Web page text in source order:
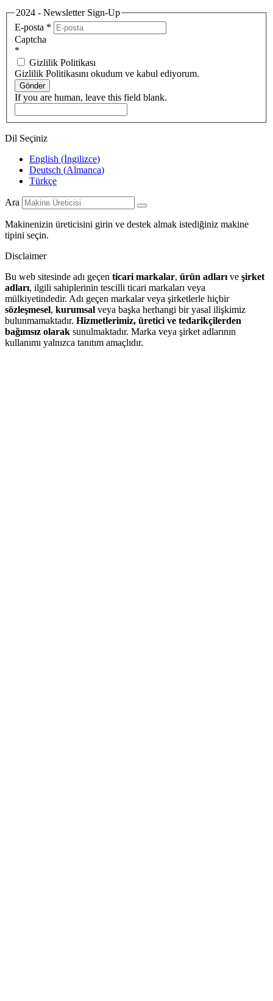
2024 - Newsletter Sign-Up
E-posta *
Captcha
*
Gizlilik Politikası
Gizlilik Politikasını okudum ve kabul ediyorum.
Gönder
If you are human, leave this field blank.
Dil Seçiniz
English (İngilizce)
Deutsch (Almanca)
Türkçe
Ara
Makinenizin üreticisini girin ve destek almak istediğiniz makine
tipini seçin.
Disclaimer
Bu web sitesinde adı geçen ticari markalar, ürün adları ve şirket
adları, ilgili sahiplerinin tescilli ticari markaları veya
mülkiyetindedir. Adı geçen markalar veya şirketlerle hiçbir
sözleşmesel, kurumsal veya başka herhangi bir yasal ilişkimiz
bulunmamaktadır. Hizmetlerimiz, üretici ve tedarikçilerden
bağımsız olarak sunulmaktadır. Marka veya şirket adlarının
kullanımı yalnızca tanıtım amaçlıdır.